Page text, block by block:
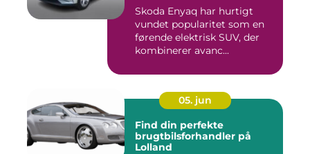
Skoda Enyaq har hurtigt
vundet popularitet som en
førende elektrisk SUV, der
kombinerer avanc...
05. jun
Find din perfekte
brugtbilsforhandler på
Lolland